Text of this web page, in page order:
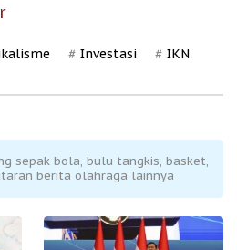
Investasi IKN
sepak bola, bulu tangkis, basket,
berita olahraga lainnya